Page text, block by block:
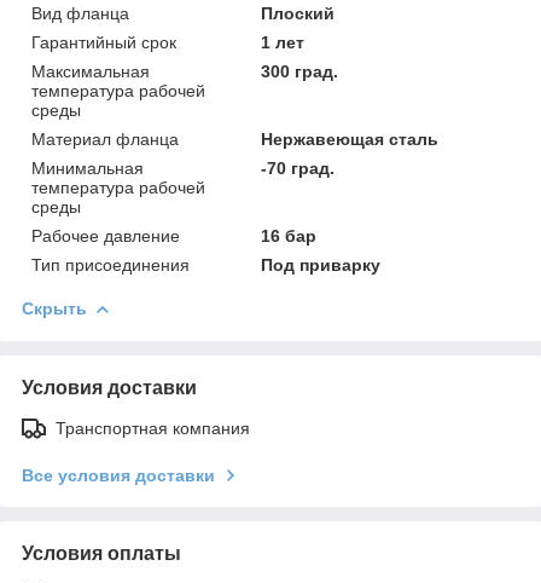
Вид фланца
Плоский
Гарантийный срок
1 лет
Максимальная
температура рабочей
среды
300 град.
Материал фланца
Нержавеющая сталь
Минимальная
температура рабочей
среды
-70 град.
Рабочее давление
16 бар
Тип присоединения
Под приварку
Скрыть
Условия доставки
Транспортная компания
Все условия доставки
Условия оплаты